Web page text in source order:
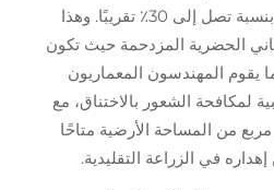
قد يجعل الغرف تبدو أكبر بنسبة تصل إلى 30٪ تقريبًا. وهذا
الحضرية المزدحمة حيث تكون
يقوم المهندسون المعماريون
لمكافحة الشعور بالاختناق، مع
من المساحة الأرضية متاحًا
في الزراعة التقليدية.